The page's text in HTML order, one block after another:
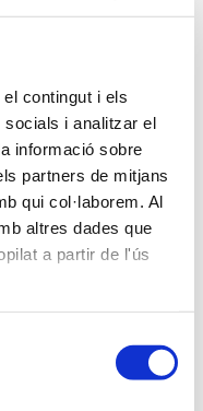
contingut i els
i analitzar el
informació sobre
partners de mitjans
qui col·laborem. Al
altres dades que
a partir de l'ús
IMMOBILIARI.
de rendes